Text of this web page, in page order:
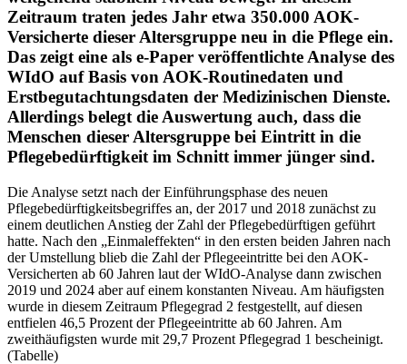
Zeitraum traten jedes Jahr etwa 350.000 AOK-
Versicherte dieser Altersgruppe neu in die Pflege ein.
Das zeigt eine als e-Paper veröffentlichte Analyse des
WIdO auf Basis von AOK-Routinedaten und
Erstbegutachtungsdaten der Medizinischen Dienste.
Allerdings belegt die Auswertung auch, dass die
Menschen dieser Altersgruppe bei Eintritt in die
Pflegebedürftigkeit im Schnitt immer jünger sind.
Die Analyse setzt nach der Einführungsphase des neuen
Pflegebedürftigkeitsbegriffes an, der 2017 und 2018 zunächst zu
einem deutlichen Anstieg der Zahl der Pflegebedürftigen geführt
hatte. Nach den „Einmaleffekten“ in den ersten beiden Jahren nach
der Umstellung blieb die Zahl der Pflegeeintritte bei den AOK-
Versicherten ab 60 Jahren laut der WIdO-Analyse dann zwischen
2019 und 2024 aber auf einem konstanten Niveau. Am häufigsten
wurde in diesem Zeitraum Pflegegrad 2 festgestellt, auf diesen
entfielen 46,5 Prozent der Pflegeeintritte ab 60 Jahren. Am
zweithäufigsten wurde mit 29,7 Prozent Pflegegrad 1 bescheinigt.
(Tabelle)